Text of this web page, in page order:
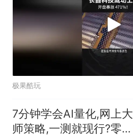
极果酷玩
7分钟学会AI量化,网上大
师策略,一测就现行?零基